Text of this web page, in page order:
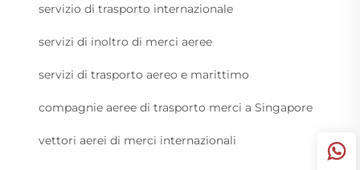
servizio di trasporto internazionale
servizi di inoltro di merci aeree
servizi di trasporto aereo e marittimo
compagnie aeree di trasporto merci a Singapore
vettori aerei di merci internazionali